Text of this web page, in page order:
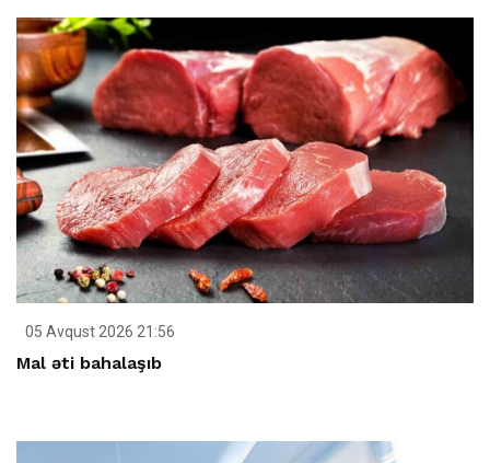
05 Avqust 2026 21:56
Mal əti bahalaşıb